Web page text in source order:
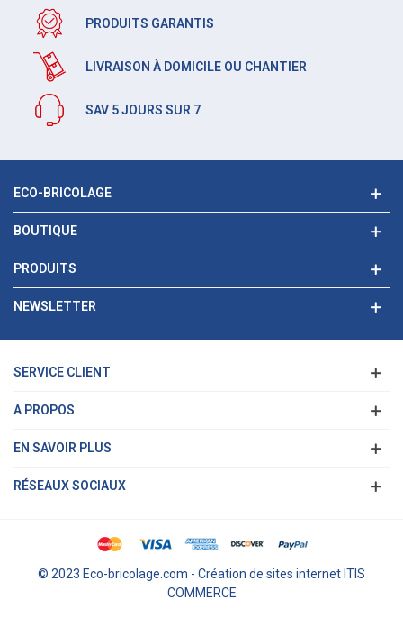
PRODUITS GARANTIS
LIVRAISON À DOMICILE OU CHANTIER
SAV 5 JOURS SUR 7
ECO-BRICOLAGE
BOUTIQUE
PRODUITS
NEWSLETTER
SERVICE CLIENT
A PROPOS
EN SAVOIR PLUS
RÉSEAUX SOCIAUX
© 2023 Eco-bricolage.com - Création de sites internet ITIS
COMMERCE